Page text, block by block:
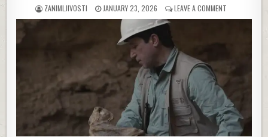
AUTHOR:
ZANIMLJIVOSTI
PUBLISHED
DATE:
JANUARY 23, 2026 LEAVE A COMMENT
NAUČNICI
PEĆINE,
KAD
UGLEDALI
PRIZOR
KOJI
IH